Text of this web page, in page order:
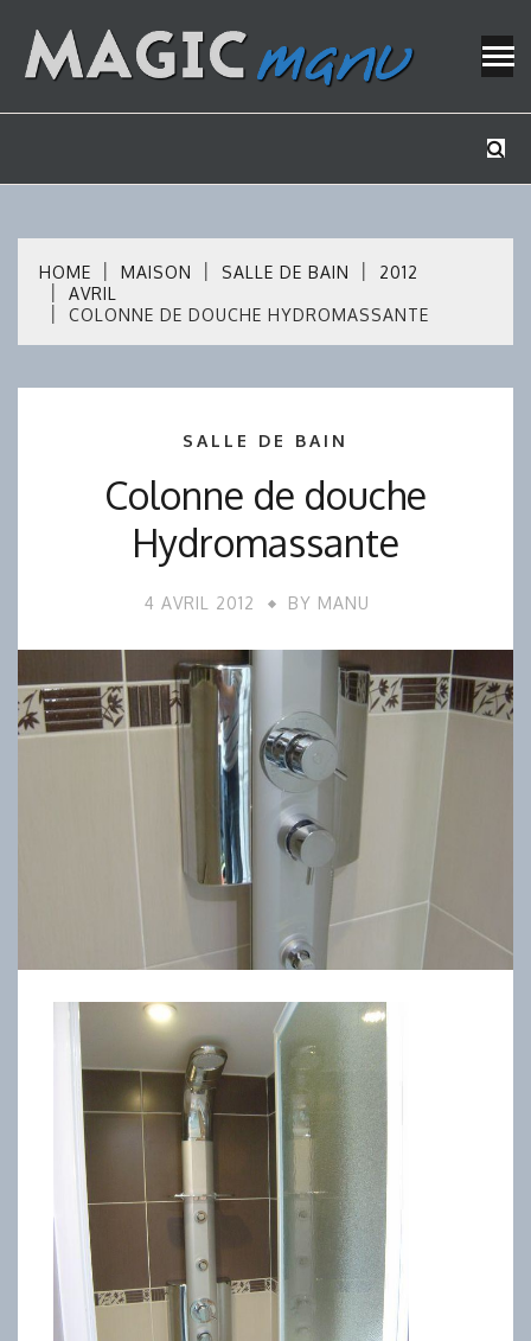
content
HOME MAISON SALLE DE BAIN
2012
AVRIL
COLONNE DE DOUCHE HYDROMASSANTE
SALLE DE BAIN
Colonne de douche
Hydromassante
4 AVRIL 2012 BY MANU